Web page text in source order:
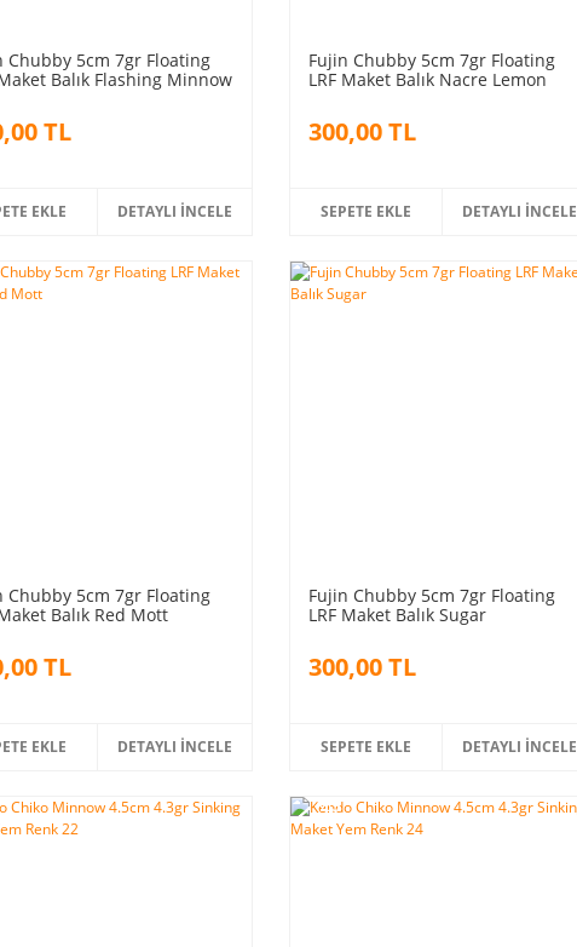
Chubby 5cm 7gr Floating
Balık Flashing Minnow
TL
EKLE DETAYLI İNCELE
Fujin Chubby 5cm 7gr Floating
LRF Maket Balık Nacre Lemon
300,00 TL
SEPETE EKLE DETAYLI İNCELE
Chubby 5cm 7gr Floating
Balık Red Mott
TL
EKLE DETAYLI İNCELE
Fujin Chubby 5cm 7gr Floating
LRF Maket Balık Sugar
300,00 TL
SEPETE EKLE DETAYLI İNCELE
%5